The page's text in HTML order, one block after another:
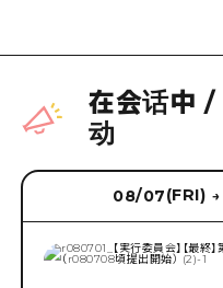
在会话中 /
动
08/07(FRI) →